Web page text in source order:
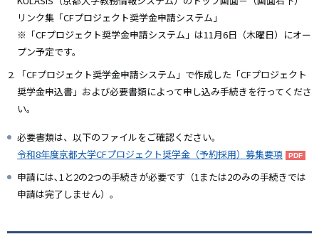
リンク集「CFプロジェクト奨学金申請システム」
※「CFプロジェクト奨学金申請システム」は11月6日（木曜日）にオー
プン予定です。
「CFプロジェクト奨学金申請システム」で作成した「CFプロジェクト
奨学金申込書」および必要書類によって申し込み手続きを行ってくださ
い。
必要書類は、以下のファイルをご確認ください。
令和8年度京都大学CFプロジェクト奨学金（予約採用）募集要項
申請には､1と2の2つの手続きが必要です（1または2のみの手続きでは
申請は完了しません）｡